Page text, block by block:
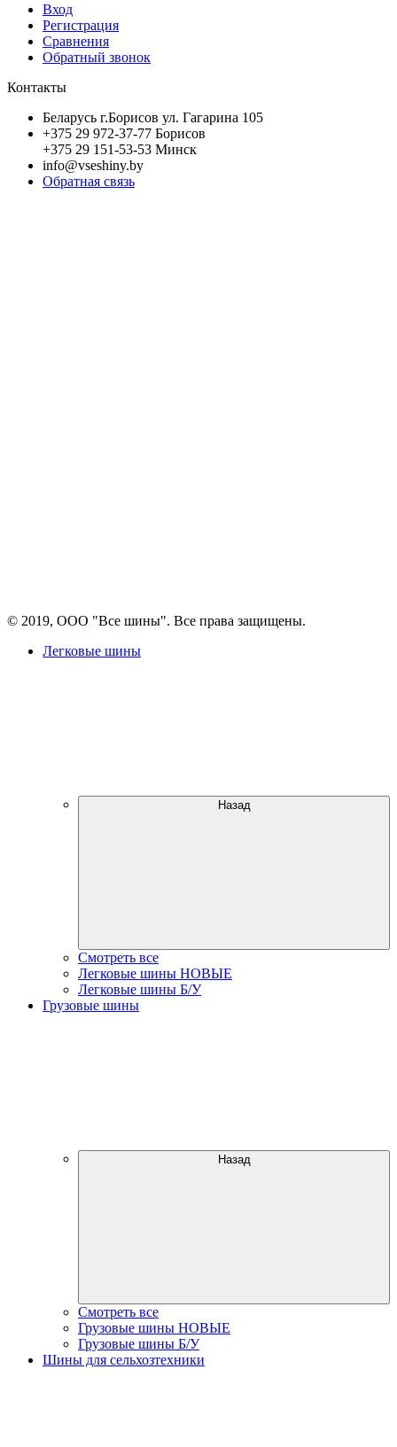
Вход
Регистрация
Сравнения
Обратный звонок
Контакты
Беларусь г.Борисов ул. Гагарина 105
+375 29 972-37-77 Борисов
+375 29 151-53-53 Минск
info@vseshiny.by
Обратная связь
© 2019, ООО "Все шины". Все права защищены.
Легковые шины
Назад
Смотреть все
Легковые шины НОВЫЕ
Легковые шины Б/У
Грузовые шины
Назад
Смотреть все
Грузовые шины НОВЫЕ
Грузовые шины Б/У
Шины для сельхозтехники